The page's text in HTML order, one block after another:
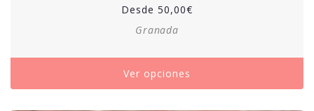
Desde 50,00€
Granada
Ver opciones